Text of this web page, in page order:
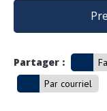
Partager :
Par courriel